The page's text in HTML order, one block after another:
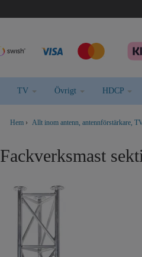
TV Övrigt HDCP
Hem › Allt inom antenn, antennförstärkare,
Fackverksmast